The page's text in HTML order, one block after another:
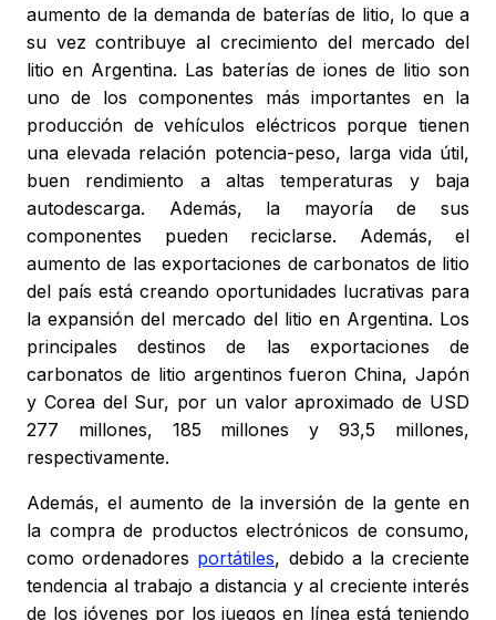
aumento de la demanda de baterías de litio, lo que a
su vez contribuye al crecimiento del mercado del
litio en Argentina. Las baterías de iones de litio son
uno de los componentes más importantes en la
producción de vehículos eléctricos porque tienen
una elevada relación potencia-peso, larga vida útil,
buen rendimiento a altas temperaturas y baja
autodescarga. Además, la mayoría de sus
componentes pueden reciclarse. Además, el
aumento de las exportaciones de carbonatos de litio
del país está creando oportunidades lucrativas para
la expansión del mercado del litio en Argentina. Los
principales destinos de las exportaciones de
carbonatos de litio argentinos fueron China, Japón
y Corea del Sur, por un valor aproximado de USD
277 millones, 185 millones y 93,5 millones,
respectivamente.
Además, el aumento de la inversión de la gente en
la compra de productos electrónicos de consumo,
como ordenadores portátiles, debido a la creciente
tendencia al trabajo a distancia y al creciente interés
de los jóvenes por los juegos en línea está teniendo